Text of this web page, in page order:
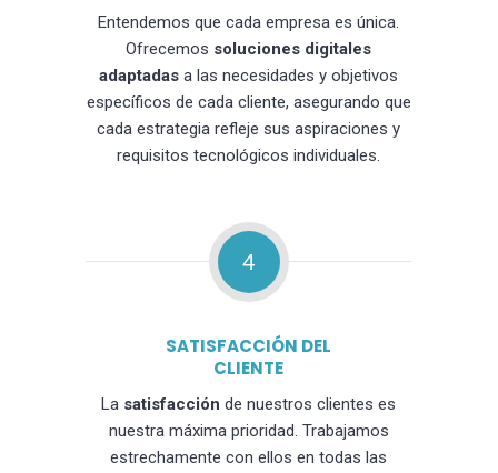
Entendemos que cada empresa es única.
Ofrecemos soluciones digitales
adaptadas a las necesidades y objetivos
específicos de cada cliente, asegurando que
cada estrategia refleje sus aspiraciones y
requisitos tecnológicos individuales.
4
SATISFACCIÓN DEL
CLIENTE
La satisfacción de nuestros clientes es
nuestra máxima prioridad. Trabajamos
estrechamente con ellos en todas las